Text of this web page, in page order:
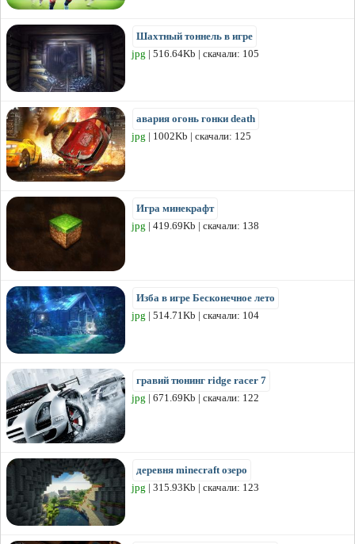
Шахтный тоннель в игре
jpg | 516.64Kb | скачали: 105
авария огонь гонки death
jpg | 1002Kb | скачали: 125
Игра минекрафт
jpg | 419.69Kb | скачали: 138
Изба в игре Бесконечное лето
jpg | 514.71Kb | скачали: 104
гравий тюнинг ridge racer 7
jpg | 671.69Kb | скачали: 122
деревня minecraft озеро
jpg | 315.93Kb | скачали: 123